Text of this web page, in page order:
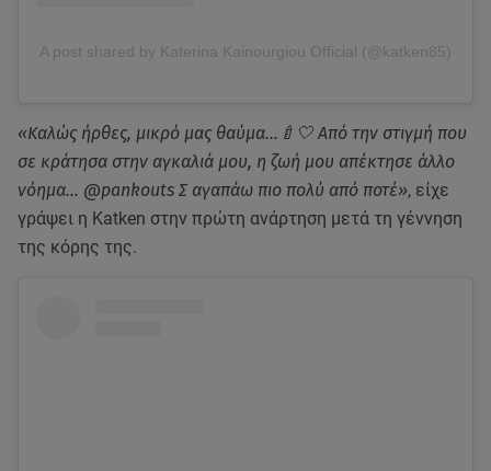
A post shared by Katerina Kainourgiou Official (@katken85)
«Καλώς ήρθες, μικρό μας θαύμα…🍼🤍 Από την στιγμή που
σε κράτησα στην αγκαλιά μου, η ζωή μου απέκτησε άλλο
νόημα… @pankouts Σ αγαπάω πιο πολύ από ποτέ», είχε
γράψει η Katken στην πρώτη ανάρτηση μετά τη γέννηση
της κόρης της.